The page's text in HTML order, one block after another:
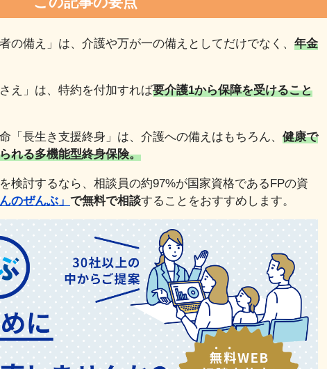
の備え」は、介護や万が一の備えとしてだけでなく、 年金
え」は、特約を付加すれば要介護1から保障を受けること
「長生き支援終身」は、介護への備えはもちろん、 健康で
れる多機能型終身保険。
検討するなら、相談員の約97%が国家資格であるFPの資
のぜんぶ」 で無料で相談することをおすすめします。